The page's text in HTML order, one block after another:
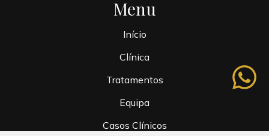
Menu
Início
Clínica
Tratamentos
Equipa
Casos Clínicos
whatsapp